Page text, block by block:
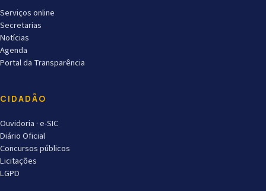
Serviços online
Secretarias
Notícias
Agenda
Portal da Transparência
CIDADÃO
Ouvidoria · e-SIC
Diário Oficial
Concursos públicos
Licitações
LGPD